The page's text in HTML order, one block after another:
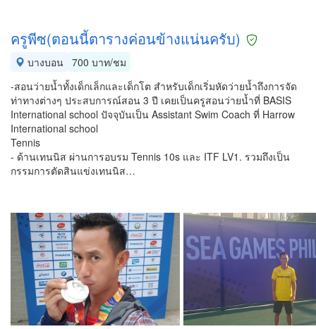
ครูพีซ(ตอนนี้ตารางค่อนข้างแน่นครับ)
บางบอน 700 บาท/ชม
-สอนว่ายน้ำทั้งเด็กเล็กและเด็กโต สำหรับเด็กเริ่มหัดว่ายน้ำถึงการจัด
ท่าทางต่างๆ ประสบการณ์สอน 3 ปี เคยเป็นครูสอนว่ายน้ำที่ BASIS
International​ school ปัจจุบันเป็น Assistant Swim Coach ที่ Harrow
International school
Tennis
- ด้านเทนนิส ผ่านการอบรม Tennis 10s และ ITF LV1. รวมถึงเป็น
กรรมการตัดสินแข่งเทนนิส…